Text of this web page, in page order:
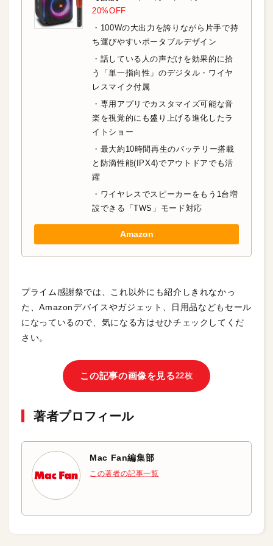
20%OFF
・100Wの大出力を誇りながら片手で持
ち運びやすいポータブルデザイン
・話している人の声だけを効果的に拾
う「単一指向性」のデジタル・ワイヤ
レスマイク付属
・専用アプリでカスタマイズ可能な音
楽を視覚的にも盛り上げる進化したラ
イトショー
・最大約10時間再生のバッテリー搭載
と防滴性能(IPX4)でアウトドアでも活
躍
・ワイヤレスでスピーカーをもう1台増
設できる「TWS」モード対応
Amazon
プライム感謝祭では、これ以外にも紹介しきれなかっ
た、Amazonデバイスやガジェット、日用品などもセール
になっているので、気になる方はせひチェックしてくだ
さい。
この記事の画像を見る22枚
著者プロフィール
Mac Fan編集部
この著者の記事一覧